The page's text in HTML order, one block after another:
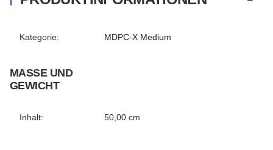
Produkteigenschaft
Wert
Kategorie: MDPC-X Medium
MASSE UND G
EWICHT
Inhalt: 50,00 cm